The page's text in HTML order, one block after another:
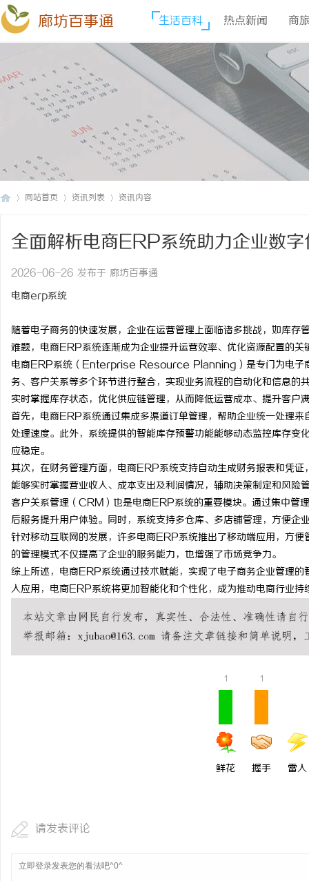
廊坊百事通 生活百科 热点新闻 商
网站首页 资讯列表 资讯内容
全面解析电商ERP系统助力企业数字
2026-06-26 发布于 廊坊百事通
电商erp系统
随着电子商务的快速发展，企业在运营管理上面临诸多挑战，如库
难题，电商ERP系统逐渐成为企业提升运营效率、优化资源配置的关
电商ERP系统（Enterprise Resource Planning）是专门为电子商
务、客户关系等多个环节进行整合，实现业务流程的自动化和信息
实时掌握库存状态，优化供应链管理，从而降低运营成本、提升客户
首先，电商ERP系统通过集成多渠道订单管理，帮助企业统一处理
处理速度。此外，系统提供的智能库存预警功能能够动态监控库存
应稳定。
其次，在财务管理方面，电商ERP系统支持自动生成财务报表和凭
能够实时掌握营业收入、成本支出及利润情况，辅助决策制定和风险
客户关系管理（CRM）也是电商ERP系统的重要模块。通过集中管
后服务提升用户体验。同时，系统支持多仓库、多店铺管理，方便企
针对移动互联网的发展，许多电商ERP系统推出了移动端应用，方
的管理模式不仅提高了企业的服务能力，也增强了市场竞争力。
综上所述，电商ERP系统通过技术赋能，实现了电子商务企业管理
入应用，电商ERP系统将更加智能化和个性化，成为推动电商行业持
1
鲜花
1
握手 雷人
请发表评论
贝净 AC 国际医疗实验